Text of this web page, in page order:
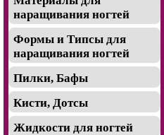
наращивания ногтей
Формы и Типсы для
наращивания ногтей
Пилки, Бафы
Кисти, Дотсы
Жидкости для ногтей